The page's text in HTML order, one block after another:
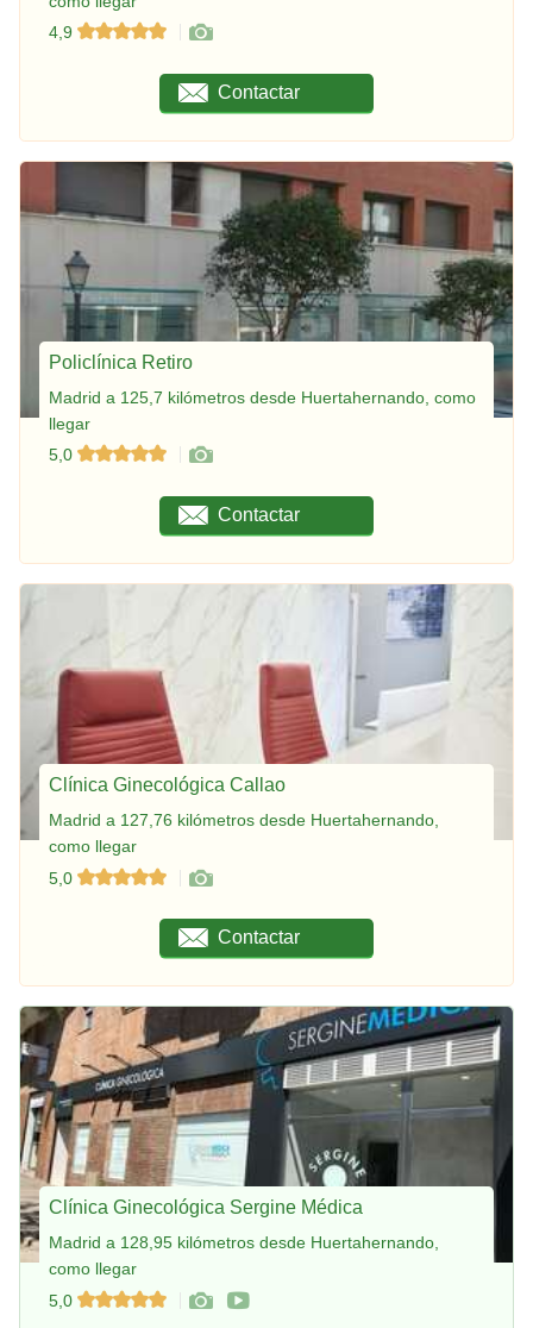
4,9
Contactar
Policlínica Retiro
Madrid a 125,7 kilómetros desde Huertahernando, como
llegar
5,0
Contactar
Clínica Ginecológica Callao
Madrid a 127,76 kilómetros desde Huertahernando,
como llegar
5,0
Contactar
Clínica Ginecológica Sergine Médica
Madrid a 128,95 kilómetros desde Huertahernando,
como llegar
5,0